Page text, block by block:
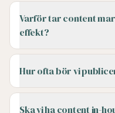
Varför tar content
effekt?
Hur ofta bör vi
Ska vi ha content in-